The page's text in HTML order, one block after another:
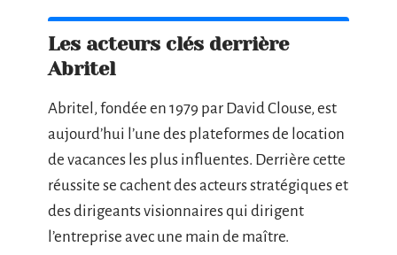
Les acteurs clés derrière
Abritel
Abritel, fondée en 1979 par David Clouse, est
aujourd’hui l’une des plateformes de location
de vacances les plus influentes. Derrière cette
réussite se cachent des acteurs stratégiques et
des dirigeants visionnaires qui dirigent
l’entreprise avec une main de maître.